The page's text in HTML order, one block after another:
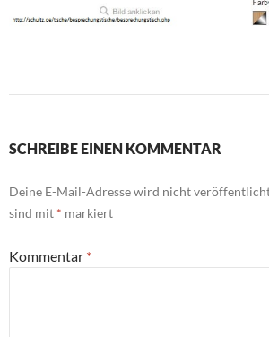
SCHREIBE EINEN KOMMENTAR
Deine E-Mail-Adresse wird nicht
sind mit * markiert
Kommentar *